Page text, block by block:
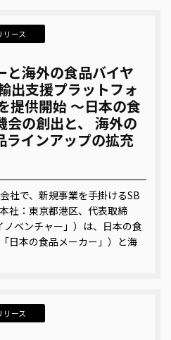
リース
と海外の食品バイヤ
出支援プラットフォ
供開始 ～日本の食
会の創出と、 海外の
ラインアップの拡充
社で、新規事業を手掛けるSB
社：東京都港区、代表取締
ベンチャー」）は、日本の食
日本の食品メーカー」）と海
リース